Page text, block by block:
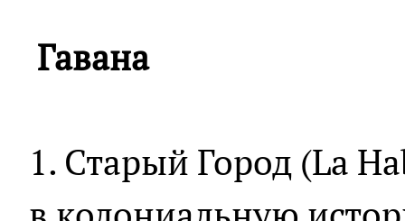
Гавана
1. Старый Город (La